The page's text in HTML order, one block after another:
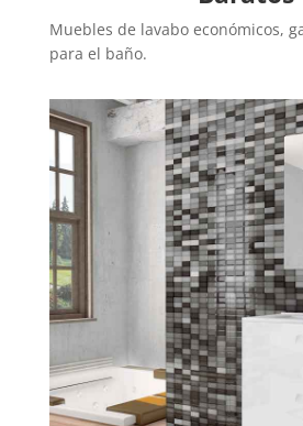
Muebles de lavabo económicos,
para el baño.